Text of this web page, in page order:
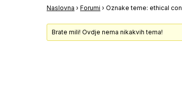
Naslovna › Forumi › Oznake teme: ethical
Brate mili! Ovdje nema nikakvih tema!